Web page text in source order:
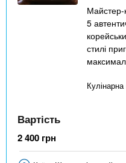
Майстер-
5
стилі
Вартість
2 400 грн